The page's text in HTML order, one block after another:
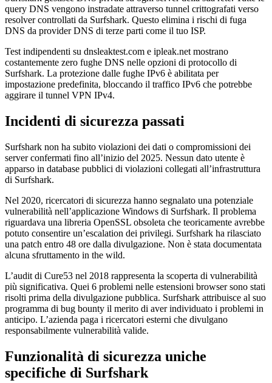
query DNS vengono instradate attraverso tunnel crittografati verso
resolver controllati da Surfshark. Questo elimina i rischi di fuga
DNS da provider DNS di terze parti come il tuo ISP.
Test indipendenti su dnsleaktest.com e ipleak.net mostrano
costantemente zero fughe DNS nelle opzioni di protocollo di
Surfshark. La protezione dalle fughe IPv6 è abilitata per
impostazione predefinita, bloccando il traffico IPv6 che potrebbe
aggirare il tunnel VPN IPv4.
Incidenti di sicurezza passati
Surfshark non ha subito violazioni dei dati o compromissioni dei
server confermati fino all’inizio del 2025. Nessun dato utente è
apparso in database pubblici di violazioni collegati all’infrastruttura
di Surfshark.
Nel 2020, ricercatori di sicurezza hanno segnalato una potenziale
vulnerabilità nell’applicazione Windows di Surfshark. Il problema
riguardava una libreria OpenSSL obsoleta che teoricamente avrebbe
potuto consentire un’escalation dei privilegi. Surfshark ha rilasciato
una patch entro 48 ore dalla divulgazione. Non è stata documentata
alcuna sfruttamento in the wild.
L’audit di Cure53 nel 2018 rappresenta la scoperta di vulnerabilità
più significativa. Quei 6 problemi nelle estensioni browser sono stati
risolti prima della divulgazione pubblica. Surfshark attribuisce al suo
programma di bug bounty il merito di aver individuato i problemi in
anticipo. L’azienda paga i ricercatori esterni che divulgano
responsabilmente vulnerabilità valide.
Funzionalità di sicurezza uniche
specifiche di Surfshark